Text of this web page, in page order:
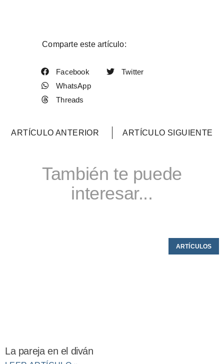
Comparte este artículo:
Facebook
Twitter
WhatsApp
Threads
ARTÍCULO ANTERIOR ARTÍCULO SIGUIENTE
También te puede
interesar...
ARTÍCULOS
La pareja en el diván